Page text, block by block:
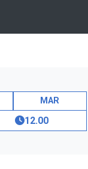
MAR
12.00